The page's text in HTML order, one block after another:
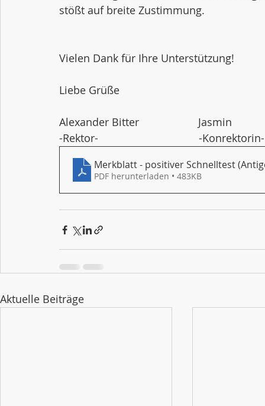
stößt auf breite Zustimmung.
Vielen Dank für Ihre Unterstützung!
Liebe Grüße
Alexander Bitter                    Jasmin
-Rektor-                                  -Konrektorin-
Merkblatt - positiver Schnelltest
PDF herunterladen • 483KB
Aktuelle Beiträge